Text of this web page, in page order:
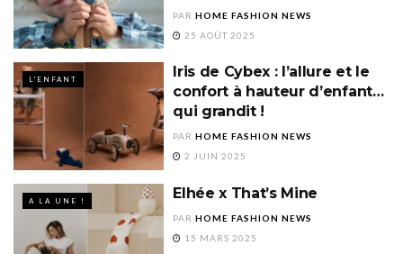
PAR HOME FASHION NEWS
25 AOÛT 2025
L'ENFANT
Iris de Cybex : l’allure et le
confort à hauteur d’enfant…
qui grandit !
PAR HOME FASHION NEWS
2 JUIN 2025
A LA UNE ! Elhée x That’s Mine
PAR HOME FASHION NEWS
15 MARS 2025